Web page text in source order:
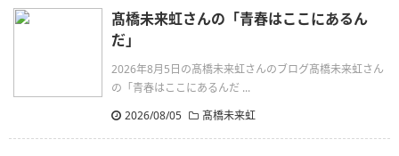
髙橋未来虹さんの「青春はここにあるん
だ」
2026年8月5日の髙橋未来虹さんのブログ髙橋未来虹さん
の「青春はここにあるんだ ...
2026/08/05
髙橋未来虹